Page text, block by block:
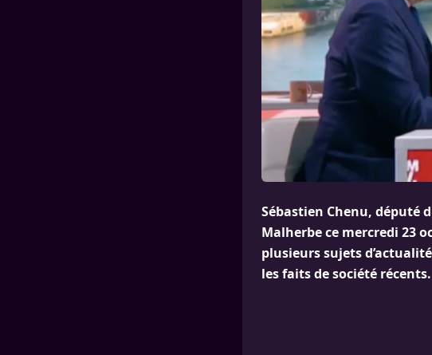
Sébastien Chenu, député
Malherbe ce mercredi 23
plusieurs sujets
les faits de société récents.